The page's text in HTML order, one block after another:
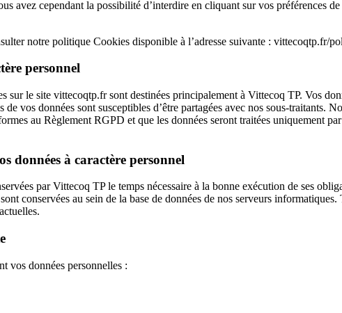
avez cependant la possibilité d’interdire en cliquant sur vos préférences
notre politique Cookies disponible à l’adresse suivante : vittecoqtp.fr/
personnel
sur le site vittecoqtp.fr sont destinées principalement à Vittecoq TP. Vos
vos données sont susceptibles d’être partagées avec nos sous-traitants.
au Règlement RGPD et que les données seront traitées uniquement
données à caractère personnel
par Vittecoq TP le temps nécessaire à la bonne exécution de ses
conservées au sein de la base de données de nos serveurs
vos données personnelles :